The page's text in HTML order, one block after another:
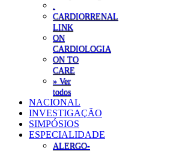
CARDIORRENAL
LINK
ON
CARDIOLOGIA
ON TO
CARE
» Ver
todos
NACIONAL
INVESTIGAÇÃO
SIMPÓSIOS
ESPECIALIDADE
ALERGO-